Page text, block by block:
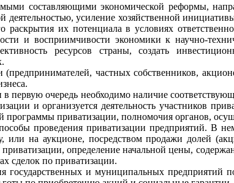
составляющими экономической реформы,
деятельностью, усиление хозяйственной
их потенциала в условиях
и восприимчивости экономики к научно-
ресурсов страны, создать
частных собственников,
первую очередь необходимо наличие
и организуется деятельность участников
программы приватизации, полномочия органов,
проведения приватизации предприятий. В
или на аукционе, посредством продажи долей
приватизации, определение начальной цены,
сделок по приватизации.
государ­ственных и муниципальных предприятий